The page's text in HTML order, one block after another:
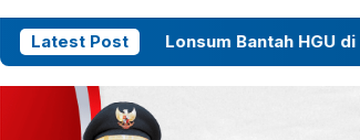
Latest Post
Lonsum Bantah HGU di Bulukumba